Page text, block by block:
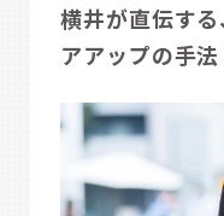
横井が直伝す
アアップの手法